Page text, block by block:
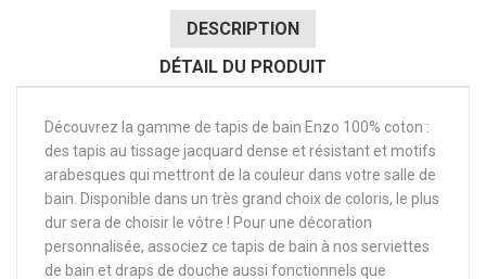
DESCRIPTION
DÉTAIL DU PRODUIT
Découvrez la gamme de tapis de bain Enzo 100% coton :
des tapis au tissage jacquard dense et résistant et motifs
arabesques qui mettront de la couleur dans votre salle de
bain. Disponible dans un très grand choix de coloris, le plus
dur sera de choisir le vôtre ! Pour une décoration
personnalisée, associez ce tapis de bain à nos serviettes
de bain et draps de douche aussi fonctionnels que